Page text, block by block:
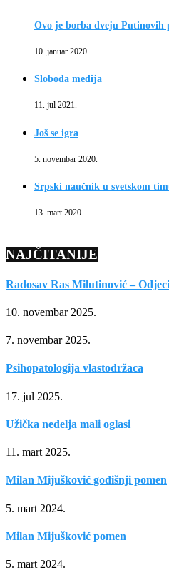
Ovo je borba dveju Putinovih
10. januar 2020.
Sloboda medija
11. jul 2021.
Još se igra
5. novembar 2020.
Srpski naučnik u svetskom
13. mart 2020.
NAJČITANIJE
Radosav Ras Milutinović – Odjeci
10. novembar 2025.
7. novembar 2025.
Psihopatologija vlastodržaca
17. jul 2025.
Užička nedelja mali oglasi
11. mart 2025.
Milan Mijušković godišnji pomen
5. mart 2024.
Milan Mijušković pomen
5. mart 2024.